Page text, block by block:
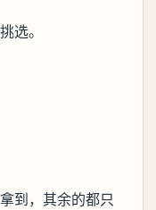
选。
到，其余的都只